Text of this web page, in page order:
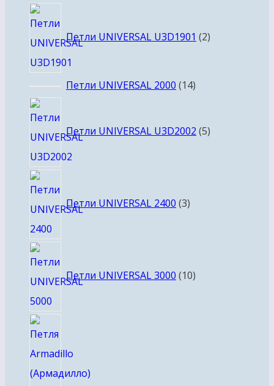
Петли UNIVERSAL U3D1901 2товара
Петли UNIVERSAL 2000 1414
Петли UNIVERSAL U3D2002 5товаров
Петли UNIVERSAL 2400 3товара
Петли UNIVERSAL 3000 10товаров